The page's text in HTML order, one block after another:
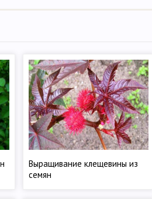
Выращивание клещевины из
семян